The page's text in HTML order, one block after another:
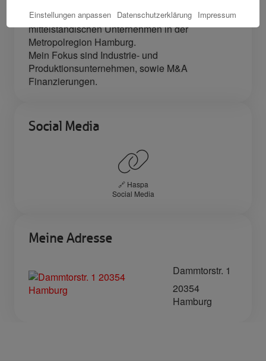
Erfahrung in der Betreuung und Finanzierung von
mittelständischen Unternehmen in der
Metropolregion Hamburg.
Mein Fokus sind Industrie- und
Produktionsunternehmen, sowie M&A
Finanzierungen.
Social Media
🔗 Haspa
Social Media
Meine Adresse
Dammtorstr. 1
20354
Hamburg
Einstellungen anpassen Datenschutzerklärung Impressum